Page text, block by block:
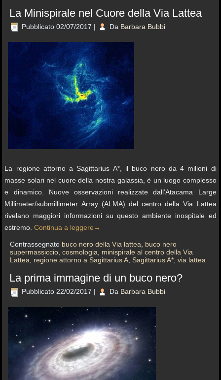
La Minispirale nel Cuore della Via Lattea
Pubblicato 02/07/2017 | Da Barbara Bubbi
La regione attorno a Sagittarius A*, il buco nero da 4 milioni di
masse solari nel cuore della nostra galassia, è un luogo complesso
e dinamico. Nuove osservazioni realizzate dall’Atacama Large
Millimeter/submillimeter Array (ALMA) del centro della Via Lattea
rivelano maggiori informazioni su questo ambiente inospitale ed
estremo.Continua a leggere →
Contrassegnato buco nero della Via lattea, buco nero
supermassiccio,cosmologia, minispirale al centro della Via
Lattea, regione attorno a Sagittarius A, Sagittarius A*,via lattea
La prima immagine di un buco nero?
Pubblicato 22/02/2017 | Da Barbara Bubbi